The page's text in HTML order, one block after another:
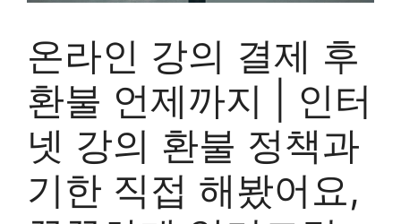
온라인 강의 결제 후
환불 언제까지 | 인터
넷 강의 환불 정책과
기한 직접 해봤어요,